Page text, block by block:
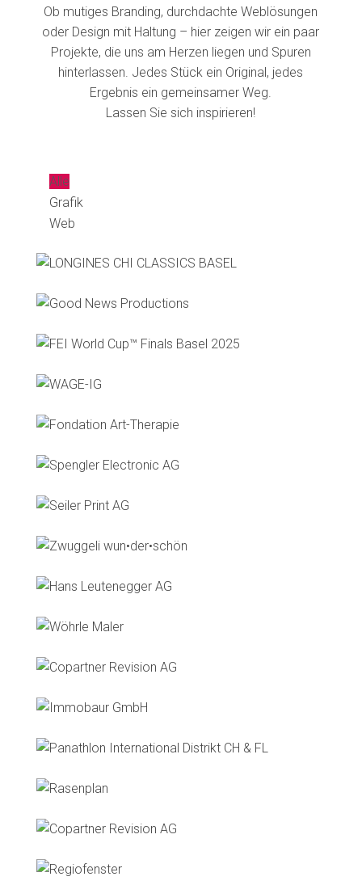
Ob mutiges Branding, durchdachte Weblösungen
oder Design mit Haltung – hier zeigen wir ein paar
Projekte, die uns am Herzen liegen und Spuren
hinterlassen. Jedes Stück ein Original, jedes
Ergebnis ein gemeinsamer Weg.
Lassen Sie sich inspirieren!
Alle
Grafik
Web